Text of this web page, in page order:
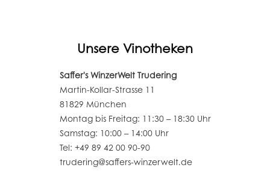
Unsere Vinotheken
Saffer's WinzerWelt Trudering
Martin-Kollar-Strasse 11
81829 München
Montag bis Freitag: 11:30 – 18:30 Uhr
Samstag: 10:00 – 14:00 Uhr
Tel: +49 89 42 00 90-90
trudering@saffers-winzerwelt.de